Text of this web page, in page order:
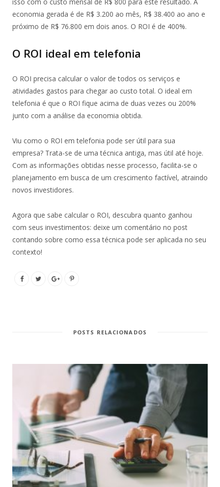
economia gerada é de R$ 3.200 ao mês, R$ 38.400 ao ano e
próximo de R$ 76.800 em dois anos. O ROI é de 400%.
O ROI ideal em telefonia
O ROI precisa calcular o valor de todos os serviços e
atividades gastos para chegar ao custo total. O ideal em
telefonia é que o ROI fique acima de duas vezes ou 200%
junto com a análise da economia obtida.
Viu como o ROI em telefonia pode ser útil para sua
empresa? Trata-se de uma técnica antiga, mas útil até hoje.
Com as informações obtidas nesse processo, facilita-se o
planejamento em busca de um crescimento factível, atraindo
novos investidores.
Agora que sabe calcular o ROI, descubra quanto ganhou
com seus investimentos: deixe um comentário no post
contando sobre como essa técnica pode ser aplicada no seu
contexto!
POSTS RELACIONADOS